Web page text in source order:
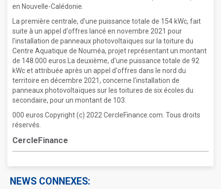
en Nouvelle-Calédonie.
La première centrale, d'une puissance totale de 154 kWc, fait
suite à un appel d'offres lancé en novembre 2021 pour
l'installation de panneaux photovoltaïques sur la toiture du
Centre Aquatique de Nouméa, projet représentant un montant
de 148.000 euros.La deuxième, d'une puissance totale de 92
kWc et attribuée après un appel d'offres dans le nord du
territoire en décembre 2021, concerne l'installation de
panneaux photovoltaïques sur les toitures de six écoles du
secondaire, pour un montant de 103.
000 euros.Copyright (c) 2022 CercleFinance.com. Tous droits
réservés.
CercleFinance
NEWS CONNEXES: